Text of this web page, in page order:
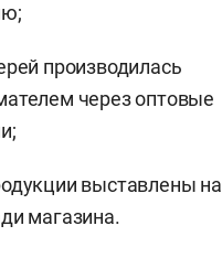
производилась
через оптовые
выставлены на
магазина.